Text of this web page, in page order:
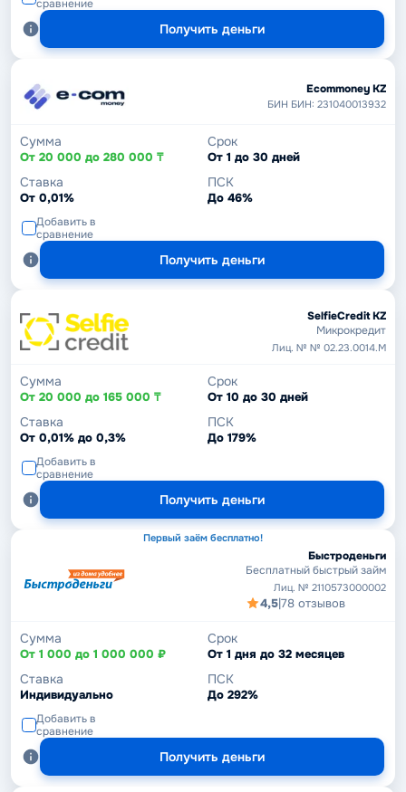
сравнение
Получить деньги
Ecommoney KZ
БИН БИН: 231040013932
Сумма
От 20 000 до 280 000 ₸
Срок
От 1 до 30 дней
Ставка
От 0,01%
ПСК
До 46%
Добавить в
сравнение
Получить деньги
SelfieCredit KZ
Микрокредит
Лиц. № № 02.23.0014.М
Сумма
От 20 000 до 165 000 ₸
Срок
От 10 до 30 дней
Ставка
От 0,01% до 0,3%
ПСК
До 179%
Добавить в
сравнение
Получить деньги
Первый заём бесплатно!
Быстроденьги
Бесплатный быстрый займ
Лиц. № 2110573000002
4,5|78 отзывов
Сумма
От 1 000 до 1 000 000 ₽
Срок
От 1 дня до 32 месяцев
Ставка
Индивидуально
ПСК
До 292%
Добавить в
сравнение
Получить деньги